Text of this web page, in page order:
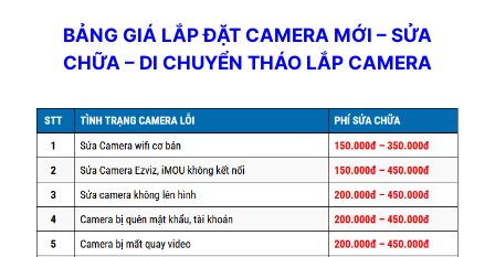
BẢNG GIÁ LẮP ĐẶT CAMERA MỚI – SỬA
CHỮA – DI CHUYỂN THÁO LẮP CAMERA